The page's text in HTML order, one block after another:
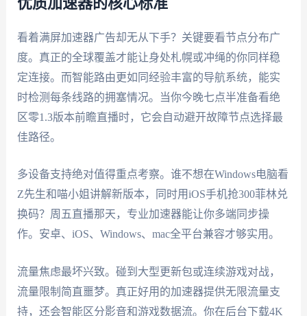
优质加速器的核心标准
看着满屏加速器广告却无从下手？关键要看节点分布广
度。真正的全球覆盖才能让身处札幌或冲绳的你同样稳
定连接。而智能路由更如同经验丰富的导航系统，能实
时检测每条线路的拥塞情况。当你今晚七点半准备看绝
区零1.3版本前瞻直播时，它会自动避开故障节点选择最
佳路径。
多设备支持绝对值得重点考察。谁不想在Windows电脑看
Z先生和喵小姐讲解新版本，同时用iOS手机抢300菲林兑
换码？周五直播那天，专业加速器能让你多端同步操
作。安卓、iOS、Windows、mac全平台兼容才够实用。
流量焦虑最坏兴致。碰到大型更新包或连续游戏对战，
流量限制简直噩梦。真正好用的加速器提供无限流量支
持，还会智能区分影音和游戏数据流。你在后台下载4K